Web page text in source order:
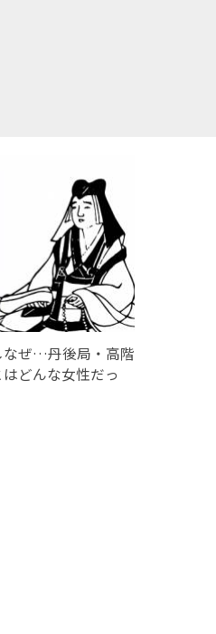
なぜ…丹後局・高階
どんな女性だっ